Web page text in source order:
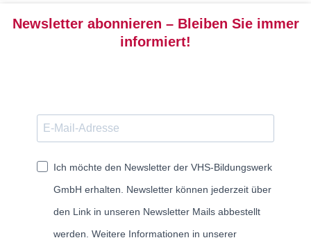
Newsletter abonnieren – Bleiben Sie immer
informiert!
Ich möchte den Newsletter der VHS-Bildungswerk
GmbH erhalten. Newsletter können jederzeit über
den Link in unseren Newsletter Mails abbestellt
werden. Weitere Informationen in unserer